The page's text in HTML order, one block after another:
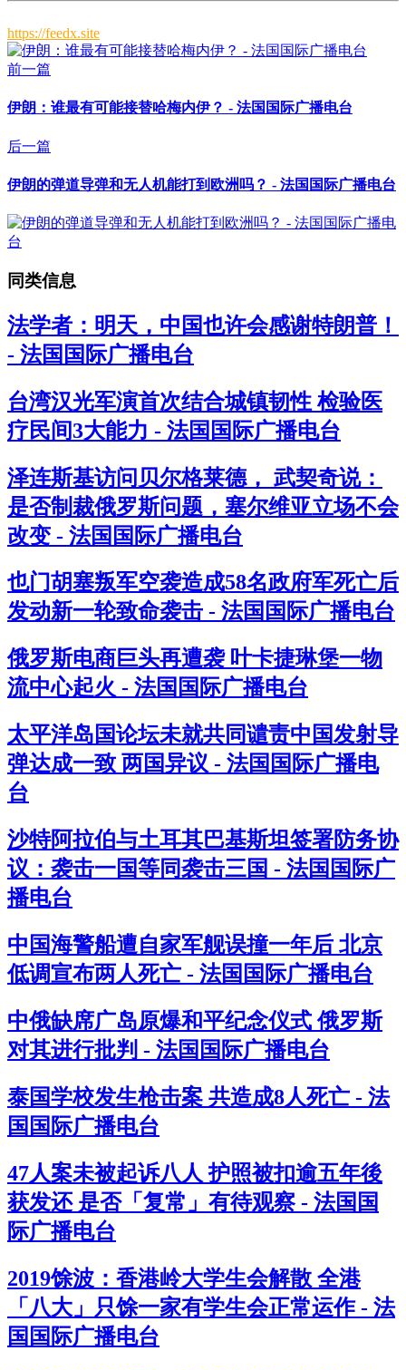
https://feedx.site
前一篇
伊朗：谁最有可能接替哈梅内伊？ - 法国国际广播电台
后一篇
伊朗的弹道导弹和无人机能打到欧洲吗？ - 法国国际广播电台
同类信息
法学者：明天，中国也许会感谢特朗普！
- 法国国际广播电台
台湾汉光军演首次结合城镇韧性 检验医
疗民间3大能力 - 法国国际广播电台
泽连斯基访问贝尔格莱德， 武契奇说：
是否制裁俄罗斯问题，塞尔维亚立场不会
改变 - 法国国际广播电台
也门胡塞叛军空袭造成58名政府军死亡后
发动新一轮致命袭击 - 法国国际广播电台
俄罗斯电商巨头再遭袭 叶卡捷琳堡一物
流中心起火 - 法国国际广播电台
太平洋岛国论坛未就共同谴责中国发射导
弹达成一致 两国异议 - 法国国际广播电
台
沙特阿拉伯与土耳其巴基斯坦签署防务协
议：袭击一国等同袭击三国 - 法国国际广
播电台
中国海警船遭自家军舰误撞一年后 北京
低调宣布两人死亡 - 法国国际广播电台
中俄缺席广岛原爆和平纪念仪式 俄罗斯
对其进行批判 - 法国国际广播电台
泰国学校发生枪击案 共造成8人死亡 - 法
国国际广播电台
47人案未被起诉八人 护照被扣逾五年後
获发还 是否「复常」有待观察 - 法国国
际广播电台
2019馀波：香港岭大学生会解散 全港
「八大」只馀一家有学生会正常运作 - 法
国国际广播电台